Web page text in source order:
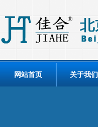
网站首页 关于我们